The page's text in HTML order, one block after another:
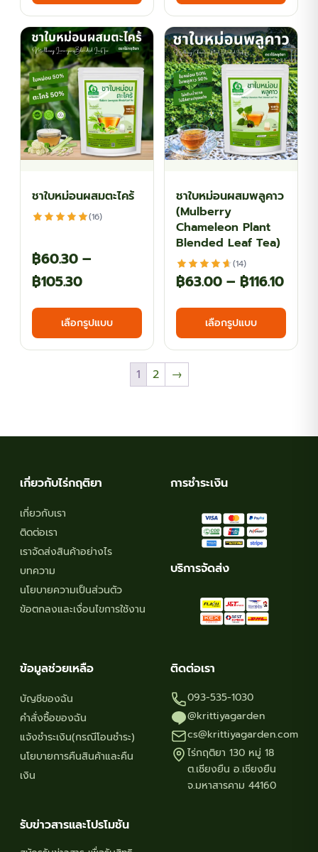
through
฿130.50
has
multiple
variants.
The
options
may
be
chosen
on
product
through
฿107.10
has
The
may
be
on
ชาใบหม่อนผสมตะไคร้
(16)
฿60.30 –
฿105.30Price
range:
฿60.30
through
เลือกรูปแบบ
This
has
multiple
variants.
may
chosen
ชาใบหม่อนผสมพลูคาว
(Mulberry
Chameleon Plant
Blended Leaf Tea)
(14)
฿63.00 – ฿116.10Price
เลือกรูปแบบ
This
has
may
1 2 →
เกี่ยวกับไร่กฤติยา
เกี่ยวกับเรา
ติดต่อเรา
เราจัดส่งสินค้าอย่างไร
บทความ
นโยบายความเป็นส่วนตัว
ข้อตกลงและเงื่อนไขการใช้งาน
การชำระเงิน
บริการจัดส่ง
ข้อมูลช่วยเหลือ
บัญชีของฉัน
คำสั่งซื้อของฉัน
แจ้งชำระเงิน(กรณีโอนชำระ)
นโยบายการคืนสินค้าและคืน
เงิน
ติดต่อเรา
093-535-1030
@krittiyagarden
cs@krittiyagarden.com
ไร่กฤติยา 130 หมู่ 18
ต.เชียงยืน อ.เชียงยืน
จ.มหาสารคาม 44160
รับข่าวสารและโปรโมชัน